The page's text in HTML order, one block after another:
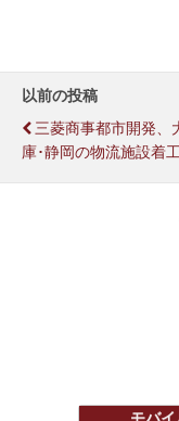
以前の投稿
三菱商事都市開発、
庫･静岡の物流施設着工
モバ